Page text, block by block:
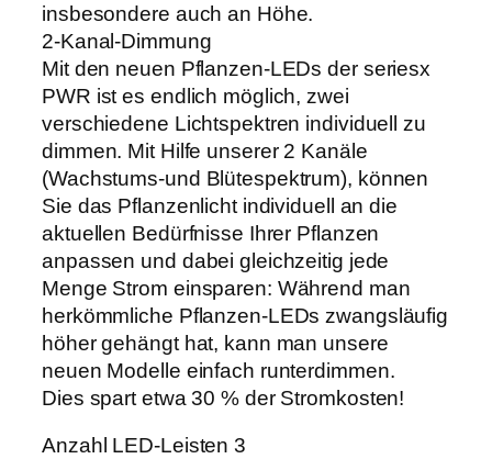
insbesondere auch an Höhe.
2-Kanal-Dimmung
Mit den neuen Pflanzen-LEDs der seriesx
PWR ist es endlich möglich, zwei
verschiedene Lichtspektren individuell zu
dimmen. Mit Hilfe unserer 2 Kanäle
(Wachstums-und Blütespektrum), können
Sie das Pflanzenlicht individuell an die
aktuellen Bedürfnisse Ihrer Pflanzen
anpassen und dabei gleichzeitig jede
Menge Strom einsparen: Während man
herkömmliche Pflanzen-LEDs zwangsläufig
höher gehängt hat, kann man unsere
neuen Modelle einfach runterdimmen.
Dies spart etwa 30 % der Stromkosten!
Anzahl LED-Leisten 3